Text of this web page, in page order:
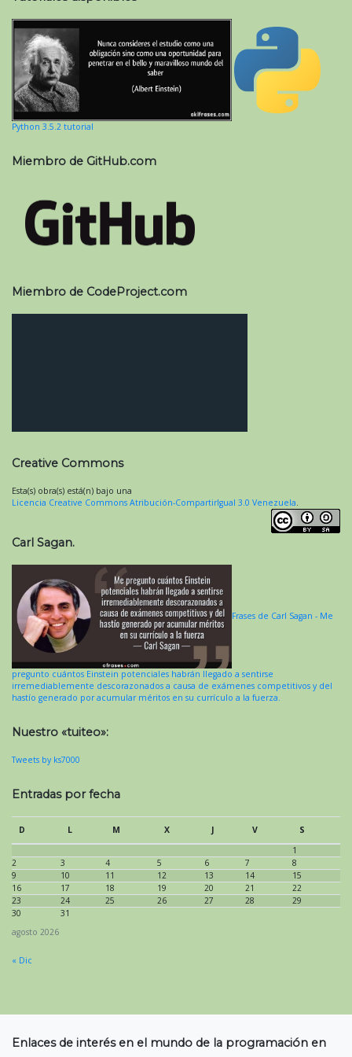
Python 3.5.2 tutorial
Miembro de GitHub.com
Miembro de CodeProject.com
Creative Commons
Esta(s) obra(s) está(n) bajo una
Licencia Creative Commons Atribución-CompartirIgual 3.0 Venezuela.
Carl Sagan.
Frases de Carl Sagan - Me
pregunto cuántos Einstein potenciales habrán llegado a sentirse
irremediablemente descorazonados a causa de exámenes competitivos y del
hastío generado por acumular méritos en su currículo a la fuerza.
Nuestro «tuiteo»:
Tweets by ks7000
Entradas por fecha
agosto 2026
D L M X J V
S
1
2
3 4 5 6 7
8
9
10 11 12 13 14
15
16
17 18 19 20 21
22
23
24 25 26 27 28
29
30
31
« Dic
Enlaces de interés en el mundo de la programación en